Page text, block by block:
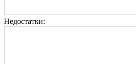
Недостатки: